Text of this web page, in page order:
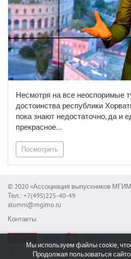
Несмотря на все неоспоримые
достоинства республики
пока знают недостаточно, да и
прекрасное...
Посмотреть
© 2020 «Ассоциация выпускников
Тел.: +7(495)225-40-49
alumni@mgimo.ru
Контакты
Сообщить об ошибке
Мы используем файлы cookie,
Продолжая пользоваться